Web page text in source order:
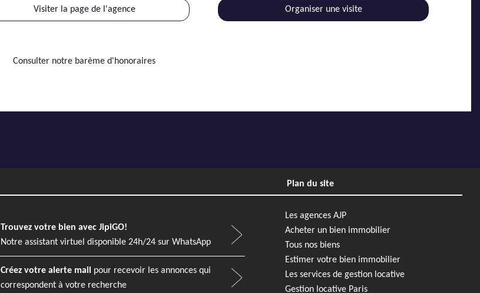
Visiter la page de l'agence Organiser une visite
Consulter notre barème d'honoraires
Plan du site
Trouvez votre bien avec JipiGO!
Notre assistant virtuel disponible 24h/24 sur WhatsApp
Créez votre alerte mail pour recevoir les annonces qui
correspondent à votre recherche
Les agences AJP
Acheter un bien immobilier
Tous nos biens
Estimer votre bien immobilier
Les services de gestion locative
Gestion locative Paris